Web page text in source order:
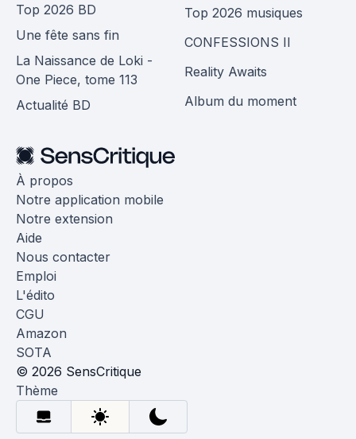
Top 2026 BD
Une fête sans fin
La Naissance de Loki -
One Piece, tome 113
Actualité BD
Top 2026 musiques
CONFESSIONS II
Reality Awaits
Album du moment
À propos
Notre application mobile
Notre extension
Aide
Nous contacter
Emploi
L'édito
CGU
Amazon
SOTA
© 2026 SensCritique
Thème